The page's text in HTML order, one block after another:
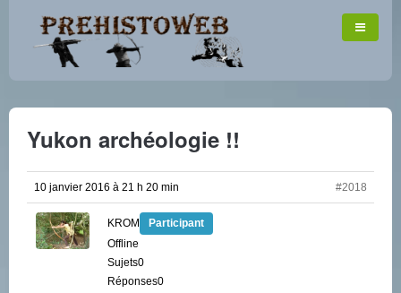
Yukon archéologie !!
10 janvier 2016 à 21 h 20 min #2018
KROM
Participant
Offline
Sujets0
Réponses0